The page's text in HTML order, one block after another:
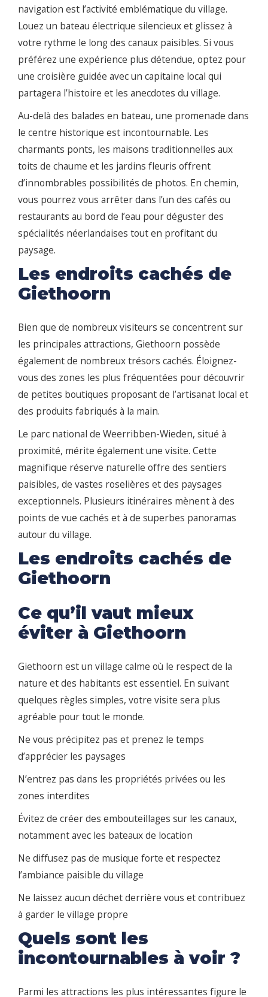
navigation est l’activité emblématique du village.
Louez un bateau électrique silencieux et glissez à
votre rythme le long des canaux paisibles. Si vous
préférez une expérience plus détendue, optez pour
une croisière guidée avec un capitaine local qui
partagera l’histoire et les anecdotes du village.
Au-delà des balades en bateau, une promenade dans
le centre historique est incontournable. Les
charmants ponts, les maisons traditionnelles aux
toits de chaume et les jardins fleuris offrent
d’innombrables possibilités de photos. En chemin,
vous pourrez vous arrêter dans l’un des cafés ou
restaurants au bord de l’eau pour déguster des
spécialités néerlandaises tout en profitant du
paysage.
Les endroits cachés de
Giethoorn
Bien que de nombreux visiteurs se concentrent sur
les principales attractions, Giethoorn possède
également de nombreux trésors cachés. Éloignez-
vous des zones les plus fréquentées pour découvrir
de petites boutiques proposant de l’artisanat local et
des produits fabriqués à la main.
Le parc national de Weerribben-Wieden, situé à
proximité, mérite également une visite. Cette
magnifique réserve naturelle offre des sentiers
paisibles, de vastes roselières et des paysages
exceptionnels. Plusieurs itinéraires mènent à des
points de vue cachés et à de superbes panoramas
autour du village.
Les endroits cachés de
Giethoorn
Ce qu’il vaut mieux
éviter à Giethoorn
Giethoorn est un village calme où le respect de la
nature et des habitants est essentiel. En suivant
quelques règles simples, votre visite sera plus
agréable pour tout le monde.
Ne vous précipitez pas et prenez le temps
d’apprécier les paysages
N’entrez pas dans les propriétés privées ou les
zones interdites
Évitez de créer des embouteillages sur les canaux,
notamment avec les bateaux de location
Ne diffusez pas de musique forte et respectez
l’ambiance paisible du village
Ne laissez aucun déchet derrière vous et contribuez
à garder le village propre
Quels sont les
incontournables à voir ?
Parmi les attractions les plus intéressantes figure le